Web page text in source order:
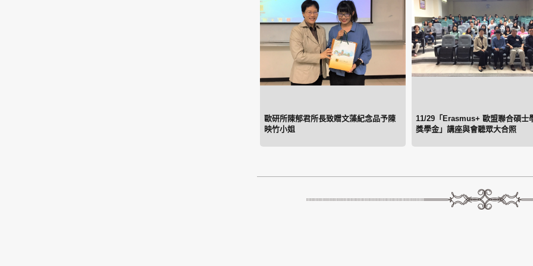
歐研所陳郁君所長致贈文藻紀念品予陳
映竹小姐
11/29「Erasmus+ 歐盟聯合碩士
獎學金」講座與會聽眾大合照